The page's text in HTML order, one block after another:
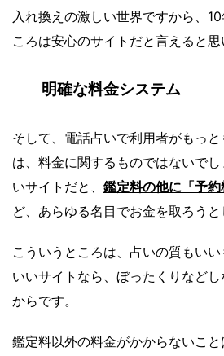
入れ換えの激しい世界ですから、
ころは安心のサイトだと言えると思
明確な料金システム
そして、電話占いで利用者がもっ
は、料金に関するものではないで
いサイトだと、 鑑定料の他に「予約
ど、あらゆる名目でお金を取ろうと
こういうところは、占いの質もいい
いいサイトなら、ぼったくりなど
からです。
鑑定料以外の料金がかからないこ